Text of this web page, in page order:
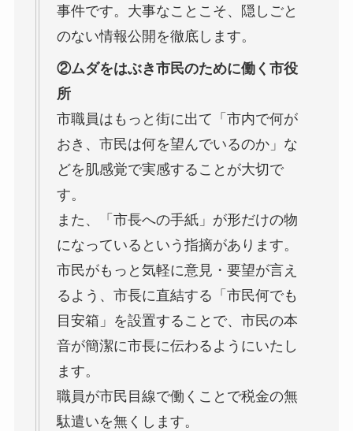
事件です。大事なことこそ、隠しごと
のない情報公開を徹底します。
②ムダをはぶき市民のために働く市役
所
市職員はもっと街に出て「市内で何が
おき、市民は何を望んでいるのか」な
どを肌感覚で実感することが大切で
す。
また、「市長への手紙」が形だけの物
になっているという指摘があります。
市民がもっと気軽に意見・要望が言え
るよう、市長に直結する「市民何でも
目安箱」を設置することで、市民の本
音が簡潔に市長に伝わるようにいたし
ます。
職員が市民目線で働くことで税金の無
駄遣いを無くします。